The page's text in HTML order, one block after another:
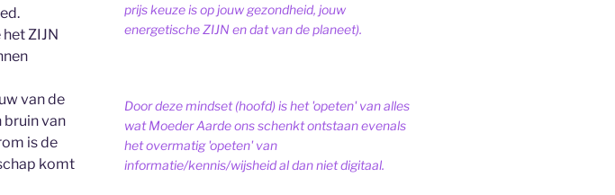
ZIJN
van de
bruin van
is de
komt
prijs keuze is op jouw gezondheid, jouw
energetische ZIJN en dat van de planeet).
Door deze mindset (hoofd) is het 'opeten' van alles
wat Moeder Aarde ons schenkt ontstaan evenals
het overmatig 'opeten' van
informatie/kennis/wijsheid al dan niet digitaal.